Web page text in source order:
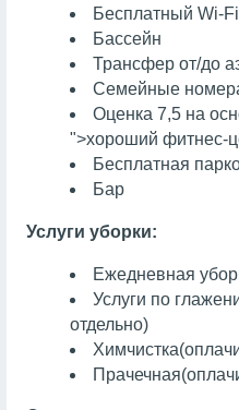
Бесплатный Wi-Fi
Бассейн
Трансфер от/до
Семейные
Оценка 7,5 на
">хороший фитнес-
Бесплатная
Бар
Услуги уборки:
Ежедневная
Услуги по
отдельно)
Химчистка
Прачечная